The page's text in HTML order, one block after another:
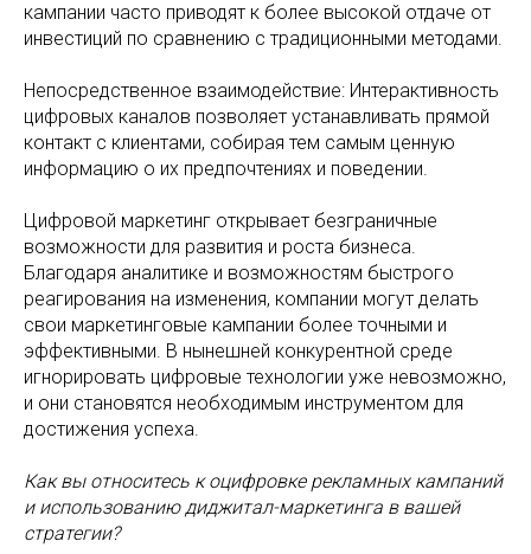
кампании часто приводят к более высокой отдаче от
инвестиций по сравнению с традиционными методами.
Непосредственное взаимодействие: Интерактивность
цифровых каналов позволяет устанавливать прямой
контакт с клиентами, собирая тем самым ценную
информацию о их предпочтениях и поведении.
Цифровой маркетинг открывает безграничные
возможности для развития и роста бизнеса.
Благодаря аналитике и возможностям быстрого
реагирования на изменения, компании могут делать
свои маркетинговые кампании более точными и
эффективными. В нынешней конкурентной среде
игнорировать цифровые технологии уже невозможно,
и они становятся необходимым инструментом для
достижения успеха.
Как вы относитесь к оцифровке рекламных кампаний
и использованию диджитал-маркетинга в вашей
стратегии?